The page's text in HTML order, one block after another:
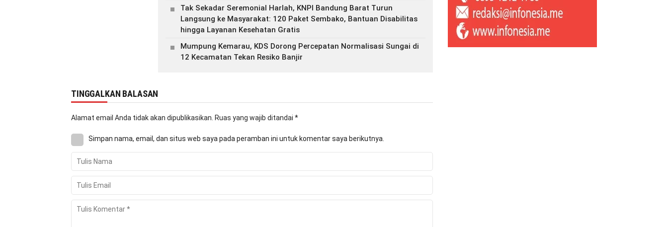
Tak Sekadar Seremonial Harlah, KNPI Bandung Barat Turun
Langsung ke Masyarakat: 120 Paket Sembako, Bantuan Disabilitas
hingga Layanan Kesehatan Gratis
Mumpung Kemarau, KDS Dorong Percepatan Normalisasi Sungai di
12 Kecamatan Tekan Resiko Banjir
TINGGALKAN BALASAN
Alamat email Anda tidak akan dipublikasikan. Ruas yang wajib ditandai *
Simpan nama, email, dan situs web saya pada peramban ini untuk komentar saya berikutnya.